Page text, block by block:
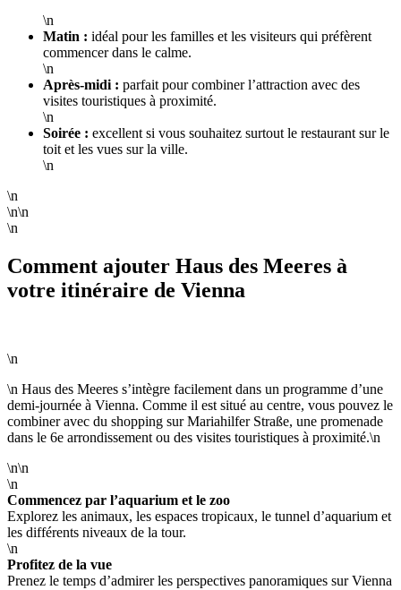
\n
Matin : idéal pour les familles et les visiteurs qui préfèrent
commencer dans le calme.
\n
Après-midi : parfait pour combiner l’attraction avec des
visites touristiques à proximité.
\n
Soirée : excellent si vous souhaitez surtout le restaurant sur le
toit et les vues sur la ville.
\n
\n
\n\n
\n
Comment ajouter Haus des Meeres à
votre itinéraire de Vienna
\n
\n Haus des Meeres s’intègre facilement dans un programme d’une
demi-journée à Vienna. Comme il est situé au centre, vous pouvez le
combiner avec du shopping sur Mariahilfer Straße, une promenade
dans le 6e arrondissement ou des visites touristiques à proximité.\n
\n\n
\n
Commencez par l’aquarium et le zoo
Explorez les animaux, les espaces tropicaux, le tunnel d’aquarium et
les différents niveaux de la tour.
\n
Profitez de la vue
Prenez le temps d’admirer les perspectives panoramiques sur Vienna